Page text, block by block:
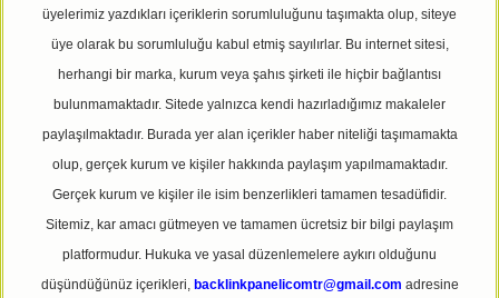
üyelerimiz yazdıkları içeriklerin sorumluluğunu taşımakta olup, siteye
üye olarak bu sorumluluğu kabul etmiş sayılırlar. Bu internet sitesi,
herhangi bir marka, kurum veya şahıs şirketi ile hiçbir bağlantısı
bulunmamaktadır. Sitede yalnızca kendi hazırladığımız makaleler
paylaşılmaktadır. Burada yer alan içerikler haber niteliği taşımamakta
olup, gerçek kurum ve kişiler hakkında paylaşım yapılmamaktadır.
Gerçek kurum ve kişiler ile isim benzerlikleri tamamen tesadüfidir.
Sitemiz, kar amacı gütmeyen ve tamamen ücretsiz bir bilgi paylaşım
platformudur. Hukuka ve yasal düzenlemelere aykırı olduğunu
düşündüğünüz içerikleri, backlinkpanelicomtr@gmail.com adresine